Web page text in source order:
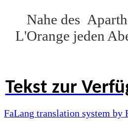
Nahe des
L'Orange jeden
Tekst zur
FaLang translation system by